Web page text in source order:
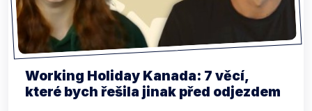
Working Holiday Kanada: 7 věcí,
které bych řešila jinak před odjezdem